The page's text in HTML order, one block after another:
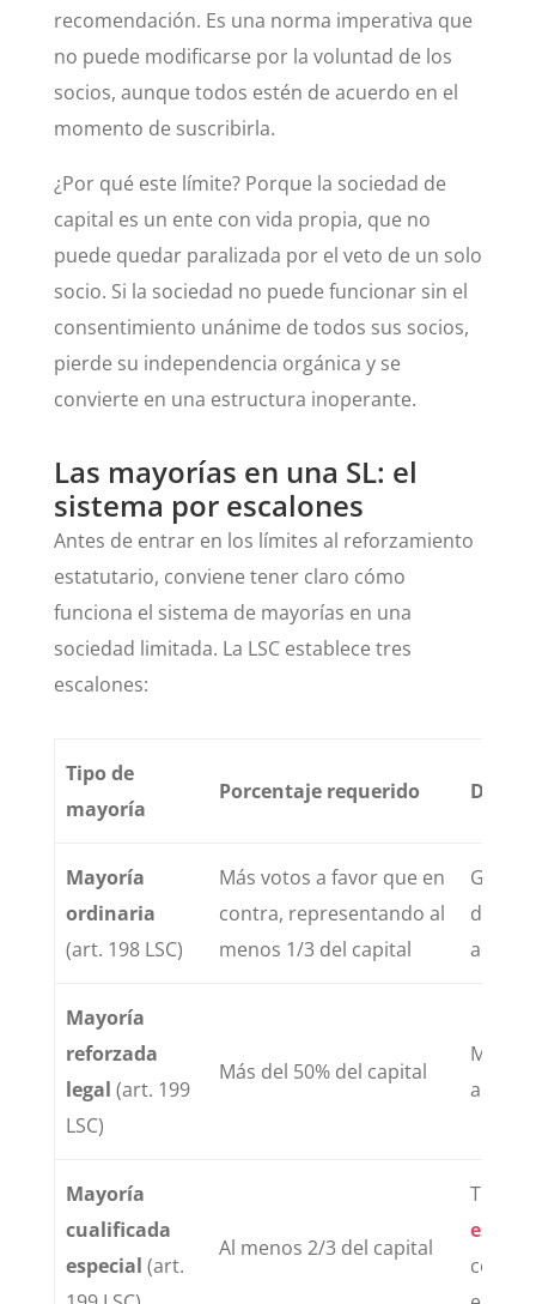
recomendación. Es una norma imperativa que
no puede modificarse por la voluntad de los
socios, aunque todos estén de acuerdo en el
momento de suscribirla.
¿Por qué este límite? Porque la sociedad de
capital es un ente con vida propia, que no
puede quedar paralizada por el veto de un solo
socio. Si la sociedad no puede funcionar sin el
consentimiento unánime de todos sus socios,
pierde su independencia orgánica y se
convierte en una estructura inoperante.
Las mayorías en una SL: el
sistema por escalones
Antes de entrar en los límites al reforzamiento
estatutario, conviene tener claro cómo
funciona el sistema de mayorías en una
sociedad limitada. La LSC establece tres
escalones:
Tipo de
mayoría
Porcentaje requerido
Mayoría
ordinaria
(art. 198 LSC)
Más votos a favor que en
contra, representando al
menos 1/3 del capital
de
Mayoría
reforzada
legal (art. 199
LSC)
Más del 50% del capital
Mayoría
cualificada
especial (art.
Al menos 2/3 del capital
cesión